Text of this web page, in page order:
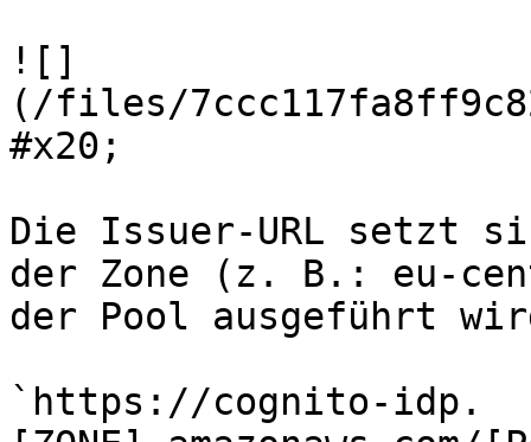
![]
(/files/
#x20;
Die Issuer-URL setzt
der Zone (z. B.: eu-
der Pool ausgeführt
`https://cognito-idp.